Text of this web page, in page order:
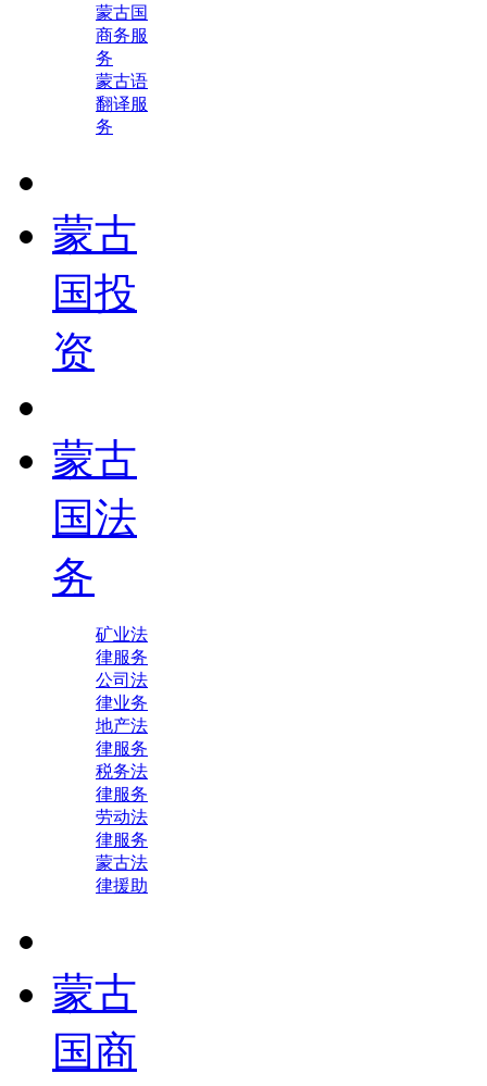
蒙古国
商务服
务
蒙古语
翻译服
务
蒙古
国投
资
蒙古
国法
务
矿业法
律服务
公司法
律业务
地产法
律服务
税务法
律服务
劳动法
律服务
蒙古法
律援助
蒙古
国商